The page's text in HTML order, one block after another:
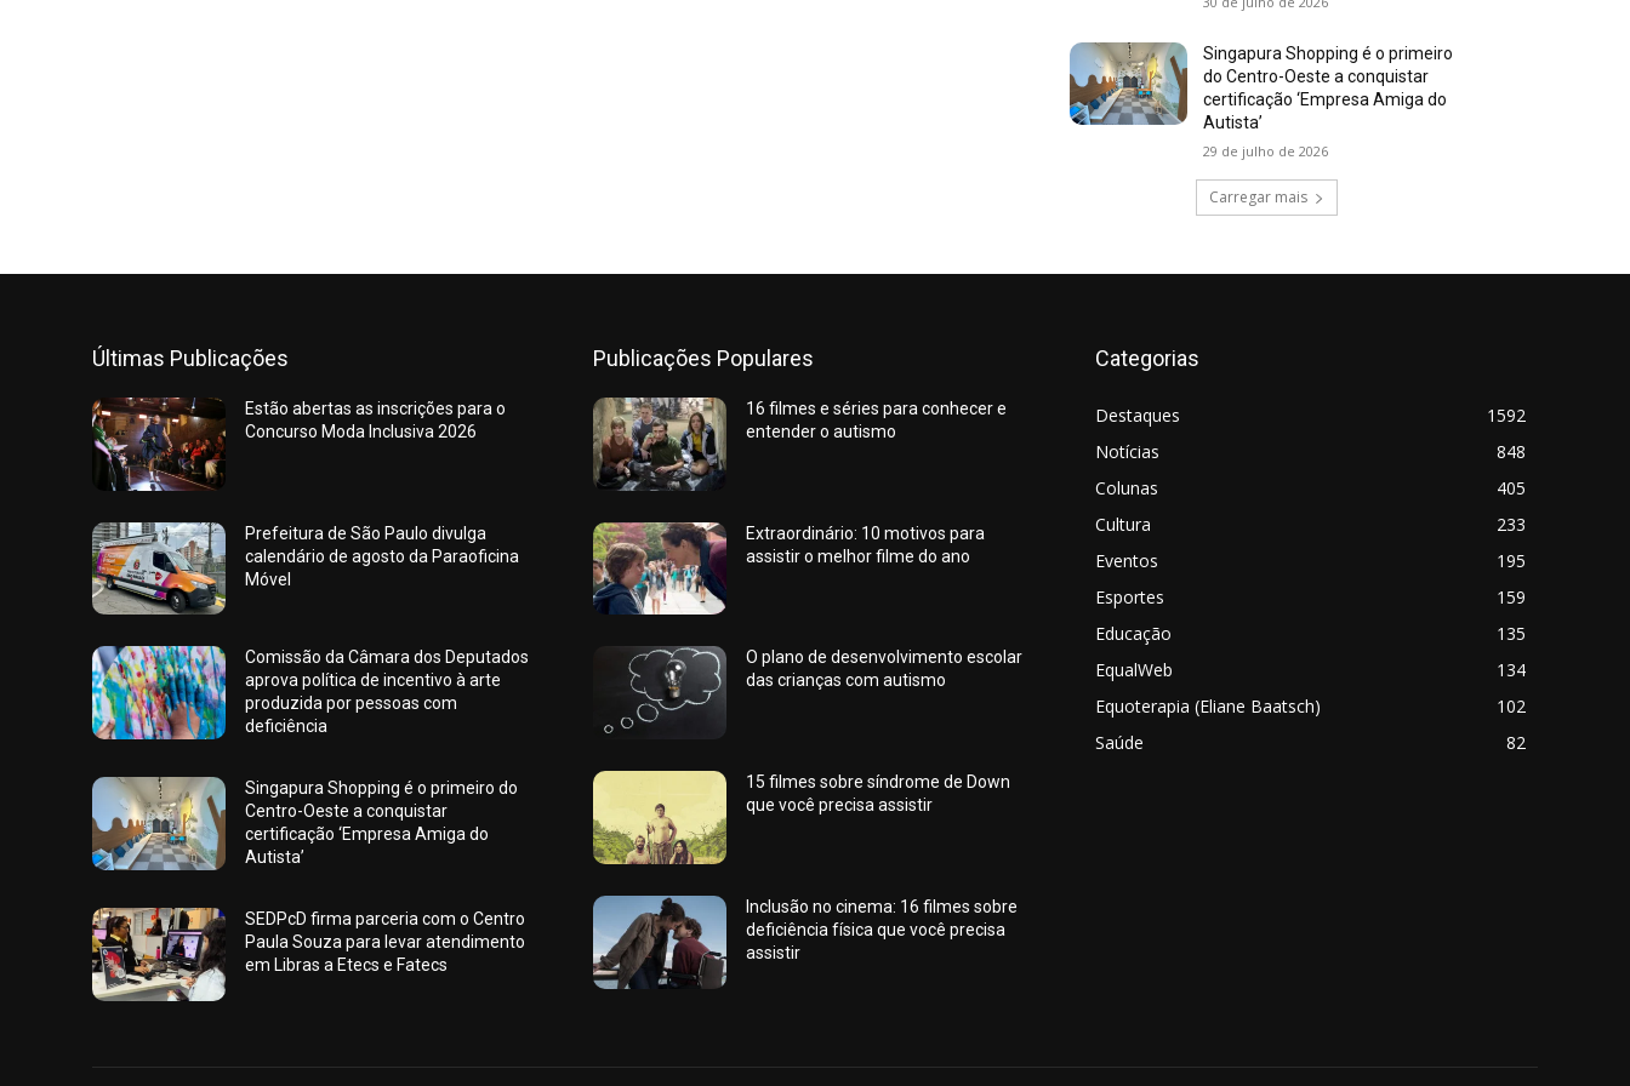
Singapura Shopping é o primeiro
do Centro-Oeste a conquistar
certificação ‘Empresa Amiga do
Autista’
29 de julho de 2026
Carregar mais
Últimas Publicações
Estão abertas as inscrições para o
Concurso Moda Inclusiva 2026
Prefeitura de São Paulo divulga
calendário de agosto da Paraoficina
Móvel
Comissão da Câmara dos Deputados
aprova política de incentivo à arte
produzida por pessoas com
deficiência
Singapura Shopping é o primeiro do
Centro-Oeste a conquistar
certificação ‘Empresa Amiga do
Autista’
SEDPcD firma parceria com o Centro
Paula Souza para levar atendimento
em Libras a Etecs e Fatecs
Publicações Populares
16 filmes e séries para conhecer e
entender o autismo
Extraordinário: 10 motivos para
assistir o melhor filme do ano
O plano de desenvolvimento escolar
das crianças com autismo
15 filmes sobre síndrome de Down
que você precisa assistir
Inclusão no cinema: 16 filmes sobre
deficiência física que você precisa
assistir
Categorias
Destaques
1592
Notícias
848
Colunas
405
Cultura
233
Eventos
195
Esportes
159
Educação
135
EqualWeb
134
Equoterapia (Eliane Baatsch)
102
Saúde
82